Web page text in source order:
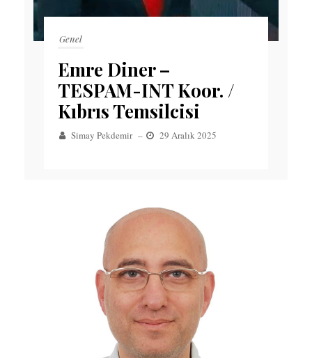
Genel
Emre Diner –
TESPAM-INT Koor. /
Kıbrıs Temsilcisi
Simay Pekdemir – 29 Aralık 2025